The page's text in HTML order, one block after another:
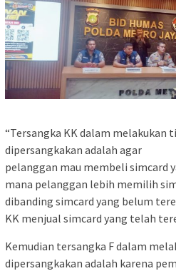
“Tersangka KK dalam melakukan
dipersangkakan adalah agar
pelanggan mau membeli simcard
mana pelanggan lebih memilih
dibanding simcard yang belum
KK menjual simcard yang telah
Kemudian tersangka F dalam
dipersangkakan adalah karena